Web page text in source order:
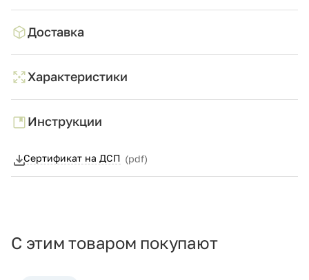
Доставка
Характеристики
Инструкции
Сертификат на ДСП (pdf)
С этим товаром покупают